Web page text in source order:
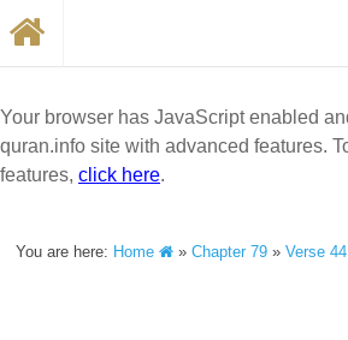
Your browser has JavaScript enabled
quran.info site with advanced features.
features, click here.
You are here: Home »Chapter 79 »Verse 44